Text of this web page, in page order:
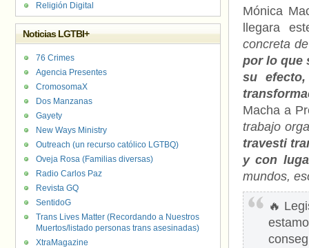
Mónica
llegara
concreta
por lo que
su
Macha a
trabajo
travesti
y con
mundos,
🔥
Religión Digital
Noticias LGTBI+
76 Crimes
Agencia Presentes
CromosomaX
Dos Manzanas
Gayety
New Ways Ministry
Outreach (un recurso católico LGTBQ)
Oveja Rosa (Familias diversas)
Radio Carlos Paz
Revista GQ
SentidoG
Trans Lives Matter (Recordando a Nuestros
Muertos/listado personas trans asesinadas)
XtraMagazine